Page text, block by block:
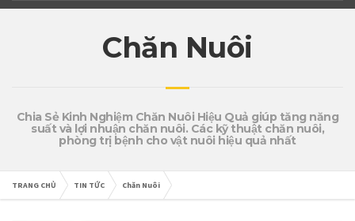
Chăn Nuôi
Chia Sẻ Kinh Nghiệm Chăn Nuôi Hiệu Quả giúp tăng năng
suất và lợi nhuận chăn nuôi. Các kỹ thuật chăn nuôi,
phòng trị bệnh cho vật nuôi hiệu quả nhất
TRANG CHỦ TIN TỨC Chăn Nuôi